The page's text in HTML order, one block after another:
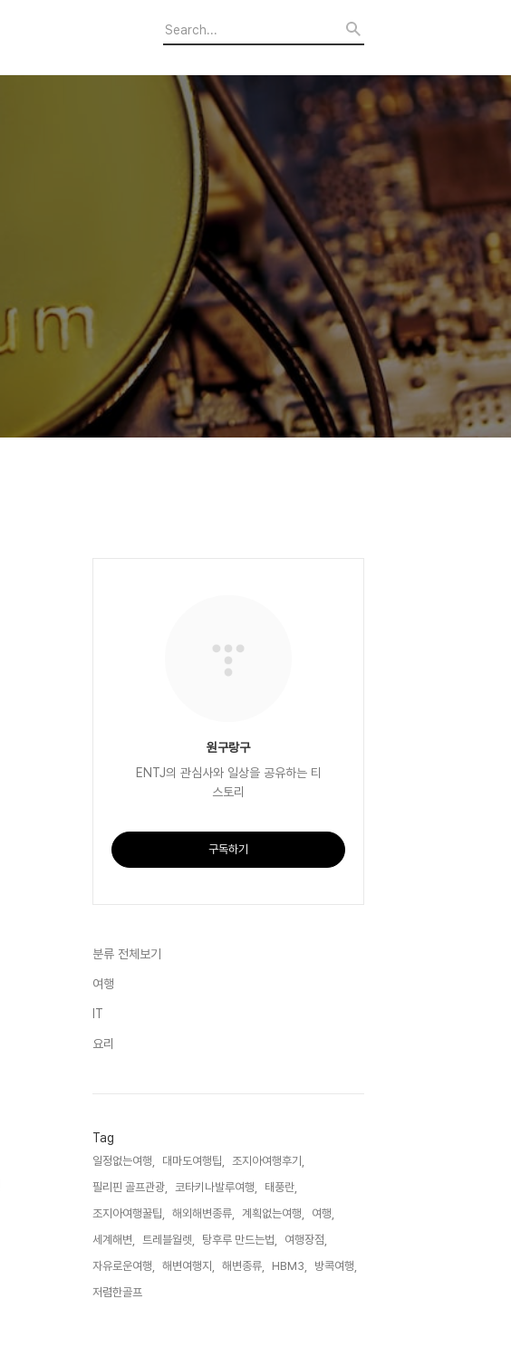
원구랑구
ENTJ의 관심사와 일상을 공유하는 티
스토리
구독하기
분류 전체보기
여행
IT
요리
Tag
일정없는여행, 대마도여행팁,
조지아여행후기,
필리핀 골프관광,
코타키나발루여행,
태풍란,
조지아여행꿀팁,
해외해변종류, 계획없는여행,
여행,
세계해변,
트레블월렛, 탕후루 만드는법,
여행장점,
자유로운여행,
해변여행지, 해변종류, HBM3,
방콕여행,
저렴한골프,